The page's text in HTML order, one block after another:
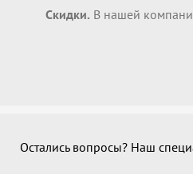
Скидки. В нашей
Остались вопросы? Наш